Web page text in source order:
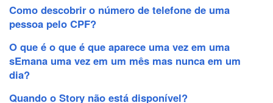
Como descobrir o número de telefone de uma
pessoa pelo CPF?
O que é o que é que aparece uma vez em uma
sEmana uma vez em um mês mas nunca em um
dia?
Quando o Story não está disponível?